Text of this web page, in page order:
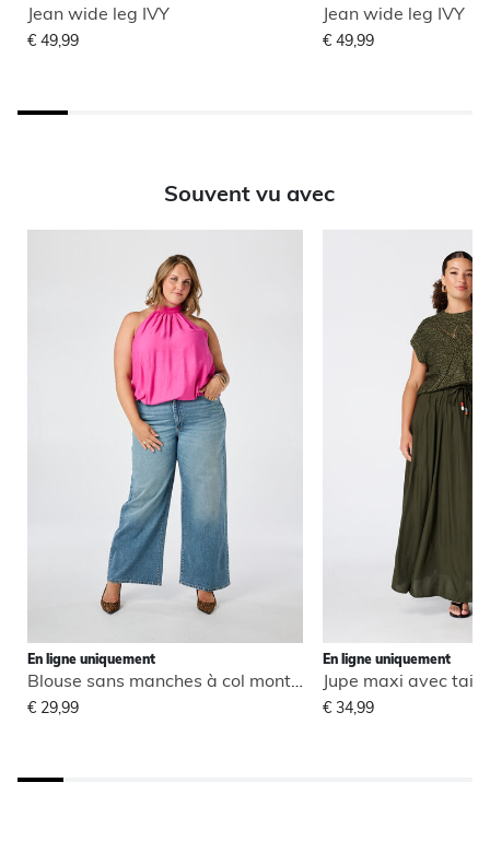
Jean wide leg IVY
€ 49,99
Jean wide leg IVY
€ 49,99
Souvent vu avec
En ligne uniquement
Blouse sans manches à col montant
€ 29,99
En ligne uniquement
Jupe maxi avec
€ 34,99